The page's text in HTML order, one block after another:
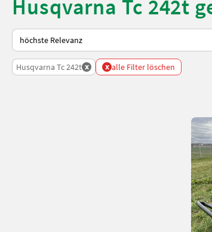
Husqvarna Tc 242t
So wird auf Landwirt.com sortiert
Husqvarna Tc 242t x x alle Filter löschen